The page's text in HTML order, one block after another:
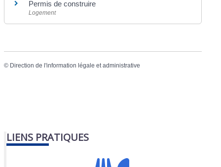
Permis de construire
Logement
© Direction de l'information légale et administrative
LIENS PRATIQUES